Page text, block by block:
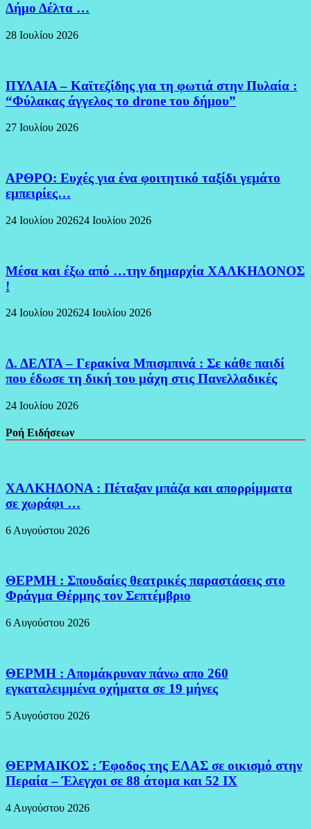
Δήμο Δέλτα …
28 Ιουλίου 2026
ΠΥΛΑΙΑ – Καϊτεζίδης για τη φωτιά στην Πυλαία :
“Φύλακας άγγελος το drone του δήμου”
27 Ιουλίου 2026
ΑΡΘΡΟ: Ευχές για ένα φοιτητικό ταξίδι γεμάτο
εμπειρίες…
24 Ιουλίου 202624 Ιουλίου 2026
Μέσα και έξω από …την δημαρχία ΧΑΛΚΗΔΟΝΟΣ
!
24 Ιουλίου 202624 Ιουλίου 2026
Δ. ΔΕΛΤΑ – Γερακίνα Μπισμπινά : Σε κάθε παιδί
που έδωσε τη δική του μάχη στις Πανελλαδικές
24 Ιουλίου 2026
Ροή Ειδήσεων
ΧΑΛΚΗΔΟΝΑ : Πέταξαν μπάζα και απορρίμματα
σε χωράφι …
6 Αυγούστου 2026
ΘΕΡΜΗ : Σπουδαίες θεατρικές παραστάσεις στο
Φράγμα Θέρμης τον Σεπτέμβριο
6 Αυγούστου 2026
ΘΕΡΜΗ : Απομάκρυναν πάνω απο 260
εγκαταλειμμένα οχήματα σε 19 μήνες
5 Αυγούστου 2026
ΘΕΡΜΑΙΚΟΣ : Έφοδος της ΕΛΑΣ σε οικισμό στην
Περαία – Έλεγχοι σε 88 άτομα και 52 ΙΧ
4 Αυγούστου 2026